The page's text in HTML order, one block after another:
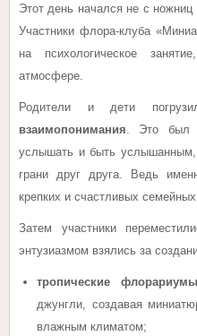
Этот день начался не с
Участники флора-клуба
на психологическое
атмосфере.
Родители и дети
взаимопонимания . Это был
услышать и быть услышанным,
грани друг друга. Ведь
крепких и счастливых
Затем участники
энтузиазмом взялись за
тропические
джунгли, создавая
влажным климатом;